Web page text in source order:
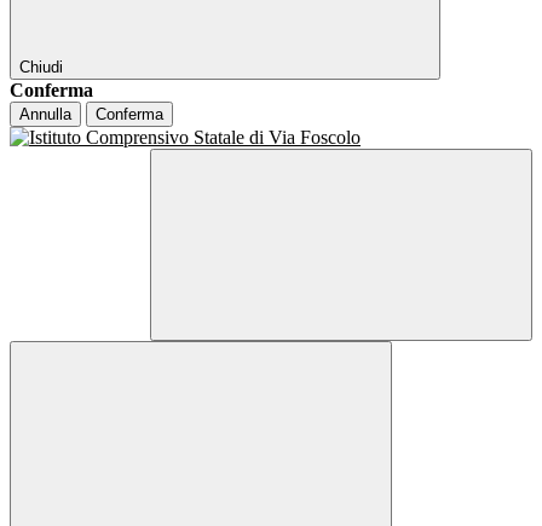
Chiudi
Conferma
Annulla Conferma